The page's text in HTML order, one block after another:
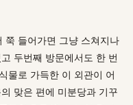
쭉 들어가면 그냥 스쳐지나
두번째 방문에서도 한 번
물로 가득한 이 외관이 어
맞은 편에 미분당과 기꾸